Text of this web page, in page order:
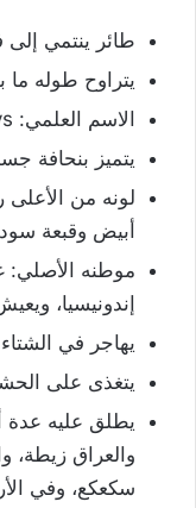
طائر ينتمي إلى
يتراوح طوله ما بين 16 إلى 19
الاسم العلمي: Rhipidura leucophrys.
يتميز بنحافة
لونه من
أبيض وقبعة
موطنه الأصلي:
إندونيسيا،
يهاجر في
يتغذى على
يطلق عليه عدة
والعراق زيطة،
سكعكع، وفي